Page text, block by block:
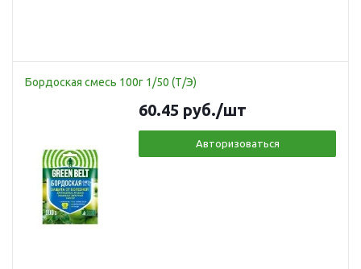
Бордоская смесь 100г 1/50 (Т/Э)
60.45 руб./шт
Авторизоваться